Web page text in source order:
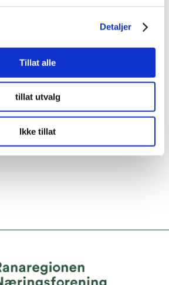
Detaljer
Tillat alle
tillat utvalg
Ikke tillat